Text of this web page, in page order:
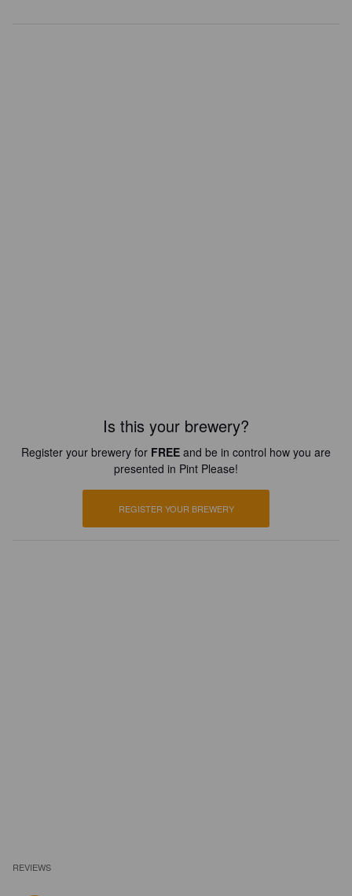
Is this your brewery?
Register your brewery for FREE and be in control how you are
presented in Pint Please!
REGISTER YOUR BREWERY
REVIEWS